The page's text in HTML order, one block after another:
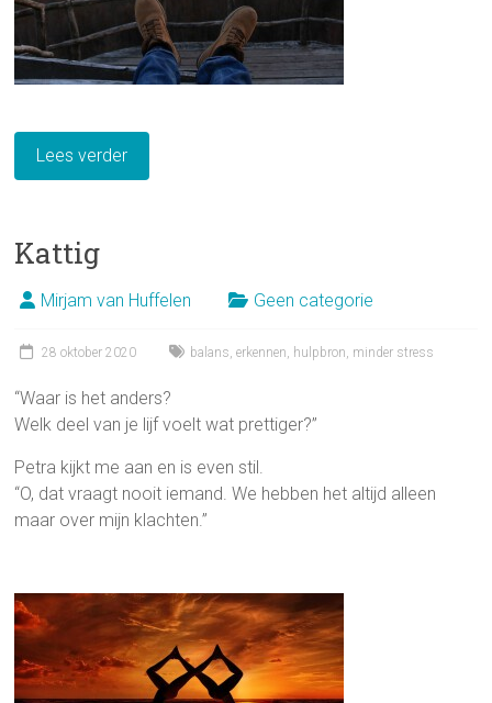
Lees verder
Kattig
Mirjam van Huffelen Geen categorie
28 oktober 2020 balans ,erkennen hulpbron minder stress
“Waar is het anders?
Welk deel van je lijf voelt wat prettiger?”
Petra kijkt me aan en is even stil.
“O, dat vraagt nooit iemand. We hebben het altijd alleen
maar over mijn klachten.”